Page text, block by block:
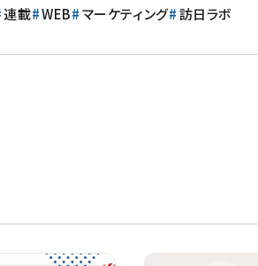
連載 WEB マーケティング 訪日ラボ